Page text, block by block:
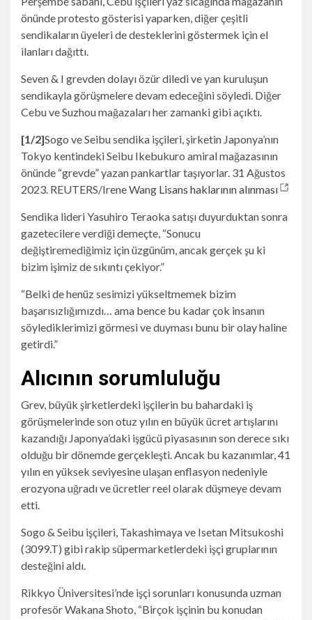
önünde protesto gösterisi yaparken, diğer çeşitli
sendikaların üyeleri de desteklerini göstermek için el
ilanları dağıttı.
Seven & I grevden dolayı özür diledi ve yan kuruluşun
sendikayla görüşmelere devam edeceğini söyledi. Diğer
Cebu ve Suzhou mağazaları her zamanki gibi açıktı.
[1/2]Sogo ve Seibu sendika işçileri, şirketin Japonya’nın
Tokyo kentindeki Seibu Ikebukuro amiral mağazasının
önünde “grevde” yazan pankartlar taşıyorlar. 31 Ağustos
2023. REUTERS/Irene Wang Lisans haklarının alınması
Sendika lideri Yasuhiro Teraoka satışı duyurduktan sonra
gazetecilere verdiği demeçte, “Sonucu
değiştiremediğimiz için üzgünüm, ancak gerçek şu ki
bizim işimiz de sıkıntı çekiyor.”
“Belki de henüz sesimizi yükseltmemek bizim
başarısızlığımızdı… ama bence bu kadar çok insanın
söylediklerimizi görmesi ve duyması bunu bir olay haline
getirdi.”
Alıcının sorumluluğu
Grev, büyük şirketlerdeki işçilerin bu bahardaki iş
görüşmelerinde son otuz yılın en büyük ücret artışlarını
kazandığı Japonya’daki işgücü piyasasının son derece sıkı
olduğu bir dönemde gerçekleşti. Ancak bu kazanımlar, 41
yılın en yüksek seviyesine ulaşan enflasyon nedeniyle
erozyona uğradı ve ücretler reel olarak düşmeye devam
etti.
Sogo & Seibu işçileri, Takashimaya ve Isetan Mitsukoshi
(3099.T) gibi rakip süpermarketlerdeki işçi gruplarının
desteğini aldı.
Rikkyo Üniversitesi’nde işçi sorunları konusunda uzman
profesör Wakana Shoto, “Birçok işçinin bu konudan